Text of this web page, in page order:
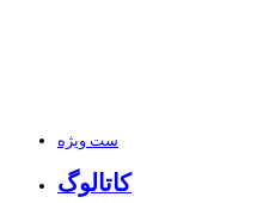
ست ویژه
کاتالوگ